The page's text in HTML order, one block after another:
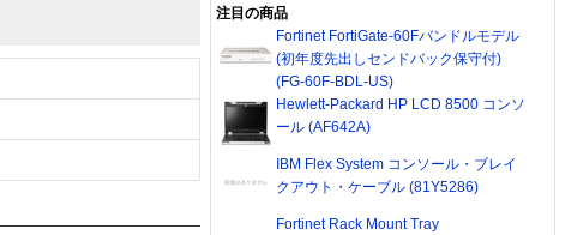
注目の商品
Fortinet FortiGate-60Fバンドルモデル
(初年度先出しセンドバック保守付)
(FG-60F-BDL-US)
Hewlett-Packard HP LCD 8500 コンソ
ール (AF642A)
IBM Flex System コンソール・ブレイ
クアウト・ケーブル (81Y5286)
Fortinet Rack Mount Tray